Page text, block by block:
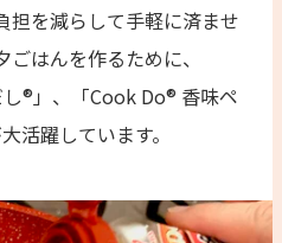
担を減らして手軽に済ませ
はんを作るために、
®」、「Cook Do® 香味ペ
活躍しています。